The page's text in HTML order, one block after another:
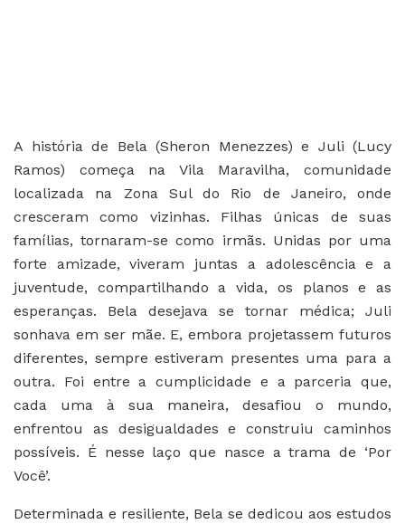
A história de Bela (Sheron Menezzes) e Juli (Lucy
Ramos) começa na Vila Maravilha, comunidade
localizada na Zona Sul do Rio de Janeiro, onde
cresceram como vizinhas. Filhas únicas de suas
famílias, tornaram-se como irmãs. Unidas por uma
forte amizade, viveram juntas a adolescência e a
juventude, compartilhando a vida, os planos e as
esperanças. Bela desejava se tornar médica; Juli
sonhava em ser mãe. E, embora projetassem futuros
diferentes, sempre estiveram presentes uma para a
outra. Foi entre a cumplicidade e a parceria que,
cada uma à sua maneira, desafiou o mundo,
enfrentou as desigualdades e construiu caminhos
possíveis. É nesse laço que nasce a trama de ‘Por
Você’.
Determinada e resiliente, Bela se dedicou aos estudos